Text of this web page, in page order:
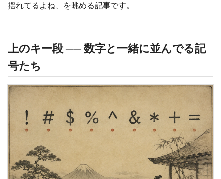
揺れてるよね、を眺める記事です。
上のキー段 ── 数字と一緒に並んでる記
号たち